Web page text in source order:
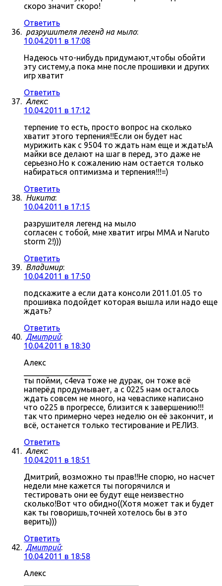
скоро значит скоро!
Ответить
разрушителя легенд на мыло:
10.04.2011 в 17:08
Надеюсь что-нибудь придумают,чтобы обойти
эту систему,а пока мне после прошивки и других
игр хватит
Ответить
Алекс:
10.04.2011 в 17:12
терпение то есть, просто вопрос на сколько
хватит этого терпения!!Если он будет нас
мурижить как с 9504 то ждать нам еще и ждать!А
майки все делают на шаг в перед, это даже не
серьезно.Но к сожалению нам остается только
набираться оптимизма и терпения!!!=)
Ответить
Никита:
10.04.2011 в 17:15
разрушителя легенд на мыло
согласен с тобой, мне хватит игры MMA и Naruto
storm 2!)))
Ответить
Владимир:
10.04.2011 в 17:50
подскажите а если дата консоли 2011.01.05 то
прошивка подойдет которая вышла или надо еще
ждать?
Ответить
Дмитрий:
10.04.2011 в 18:30
Алекс
ты пойми, c4eva тоже не дурак, он тоже всё
наперёд продумывает, а с 0225 нам осталось
ждать совсем не много, на чеваспике написано
что о225 в прогрессе, близится к завершению!!!
так что примерно через неделю он её закончит, и
всё, останется только тестирование и РЕЛИЗ.
Ответить
Алекс:
10.04.2011 в 18:51
Дмитрий, возможно ты прав!!Не спорю, но насчет
недели мне кажется ты погорячился и
тестировать они ее будут еще неизвестно
сколько!Вот что обидно((Хотя может так и будет
как ты говоришь,точней хотелось бы в это
верить)))
Ответить
Дмитрий:
10.04.2011 в 18:58
Алекс